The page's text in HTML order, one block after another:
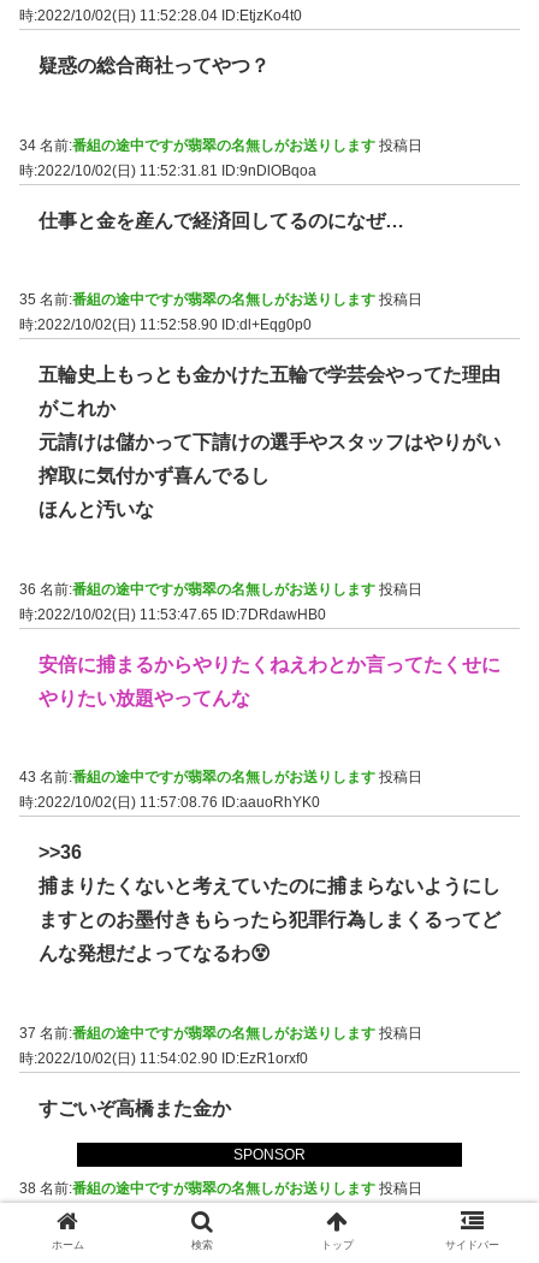
SPONSOR
時:2022/10/02(日) 11:52:28.04 ID:EtjzKo4t0
疑惑の総合商社ってやつ？
34 名前:番組の途中ですが翡翠の名無しがお送りします 投稿日
時:2022/10/02(日) 11:52:31.81 ID:9nDlOBqoa
仕事と金を産んで経済回してるのになぜ…
35 名前:番組の途中ですが翡翠の名無しがお送りします 投稿日
時:2022/10/02(日) 11:52:58.90 ID:dl+Eqg0p0
五輪史上もっとも金かけた五輪で学芸会やってた理由
がこれか
元請けは儲かって下請けの選手やスタッフはやりがい
搾取に気付かず喜んでるし
ほんと汚いな
36 名前:番組の途中ですが翡翠の名無しがお送りします 投稿日
時:2022/10/02(日) 11:53:47.65 ID:7DRdawHB0
安倍に捕まるからやりたくねえわとか言ってたくせに
やりたい放題やってんな
43 名前:番組の途中ですが翡翠の名無しがお送りします 投稿日
時:2022/10/02(日) 11:57:08.76
ID:aauoRhYK0
>>36
捕まりたくないと考えていたのに捕まらないようにし
ますとのお墨付きもらったら犯罪行為しまくるってど
んな発想だよってなるわ😵
37 名前:番組の途中ですが翡翠の名無しがお送りします 投稿日
時:2022/10/02(日) 11:54:02.90 ID:EzR1orxf0
すごいぞ高橋また金か
38 名前:番組の途中ですが翡翠の名無しがお送りします 投稿日
時:2022/10/02(日) 11:54:03.80
ホーム 検索 トップ サイドバー